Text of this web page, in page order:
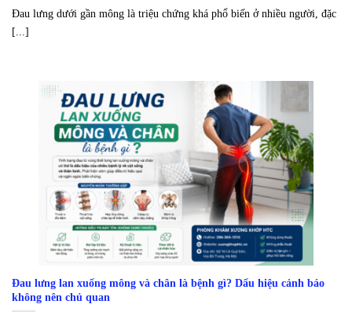
Đau lưng dưới gần mông là triệu chứng khá phổ biến ở nhiều người, đặc
[...]
Đau lưng lan xuống mông và chân là bệnh gì? Dấu hiệu cảnh báo
không nên chủ quan